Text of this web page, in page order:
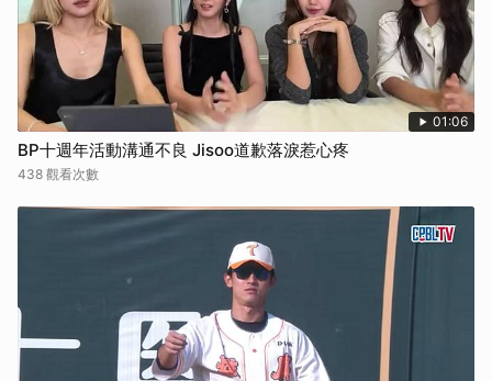
01:06
BP十週年活動溝通不良 Jisoo道歉落淚惹心疼
438 觀看次數